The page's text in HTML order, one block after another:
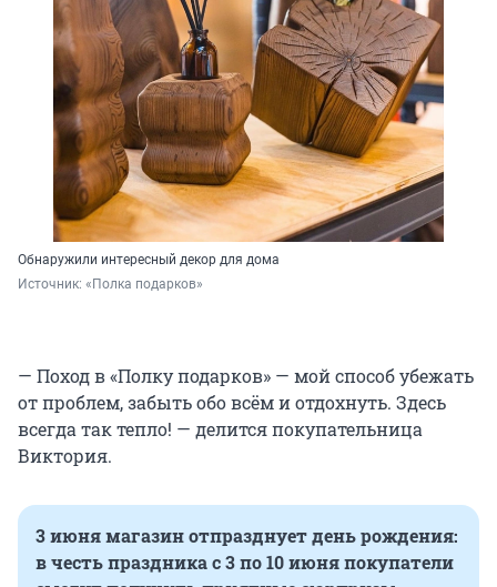
Обнаружили интересный декор для дома
Источник: «Полка подарков»
— Поход в «Полку подарков» — мой способ убежать
от проблем, забыть обо всём и отдохнуть. Здесь
всегда так тепло! — делится покупательница
Виктория.
3 июня магазин отпразднует день рождения:
в честь праздника с 3 по 10 июня покупатели